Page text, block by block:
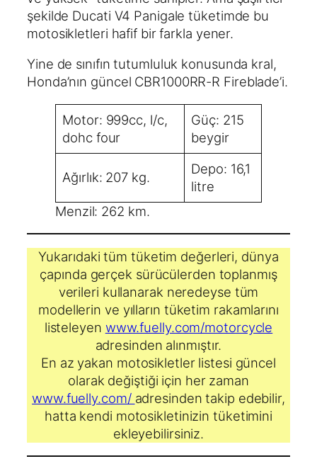
şekilde Ducati V4 Panigale tüketimde bu
motosikletleri hafif bir farkla yener.
Yine de sınıfın tutumluluk konusunda kral,
Honda’nın güncel CBR1000RR-R Fireblade’i.
Motor: 999cc, l/c,
dohc four
Güç: 215
beygir
Ağırlık: 207 kg.
Depo: 16,1
litre
Menzil: 262 km.
Yukarıdaki tüm tüketim değerleri, dünya
çapında gerçek sürücülerden toplanmış
verileri kullanarak neredeyse tüm
modellerin ve yılların tüketim rakamlarını
listeleyen www.fuelly.com/motorcycle
adresinden alınmıştır.
En az yakan motosikletler listesi güncel
olarak değiştiği için her zaman
www.fuelly.com/ adresinden takip edebilir,
hatta kendi motosikletinizin tüketimini
ekleyebilirsiniz.